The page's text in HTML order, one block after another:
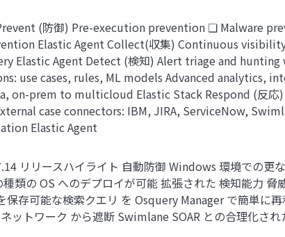
(防御) Pre-execution prevention ❏ Malware
Elastic Agent Collect(収集) Continuous
Elastic Agent Detect (検知) Alert triage and
use cases, rules, ML models Advanced analytics,
on-prem to multicloud Elastic Stack Respond (反
case connectors: IBM, JIRA, ServiceNow,
Elastic Agent
リリースハイライト ⾃動防御 Windows 環境での更
類の OS へのデプロイが可能 拡張された 検知能⼒
存可能な検索クエリ を Osquery Manager で簡単に
ットワーク から遮断 Swimlane SOAR との合理化さ